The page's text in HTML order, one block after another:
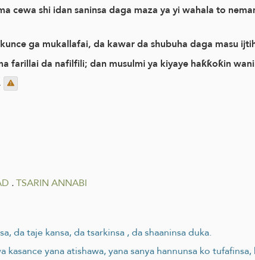
cewa shi idan saninsa daga maza ya yi wahala to
ga mukallafai, da kawar da shubuha daga masu
farillai da nafilfili; dan musulmi ya kiyaye haƙƙoƙin
.TSARIN ANNABI
da taje kansa, da tsarkinsa , da shaaninsa duka.
yana atishawa, yana sanya hannunsa ko